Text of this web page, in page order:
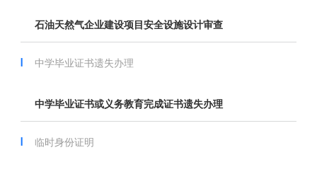
石油天然气企业建设项目安全设施设计审查
中学毕业证书遗失办理
中学毕业证书或义务教育完成证书遗失办理
临时身份证明